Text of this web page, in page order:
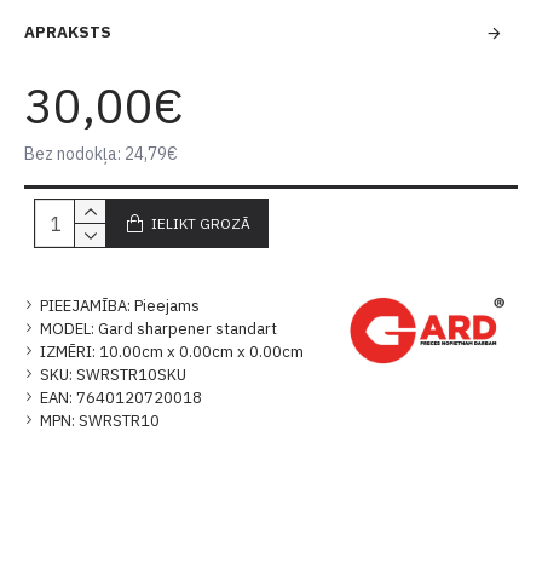
APRAKSTS
PIEEJAMĪBA: Pieejams
MODEL: Gard sharpener standart
IZMĒRI: 10.00cm x 0.00cm x 0.00cm
SKU: SWRSTR10SKU
EAN: 7640120720018
MPN: SWRSTR10
30,00€
Bez nodokļa: 24,79€
IELIKT GROZĀ